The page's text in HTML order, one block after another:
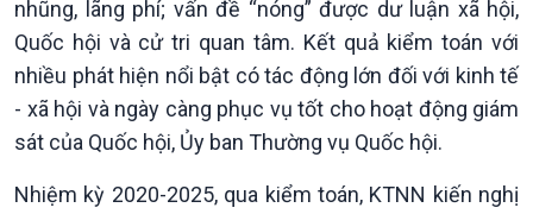
Xã hội chuyển động
Bước chân đến trường
nhũng, lãng phí; vấn đề “nóng” được dư luận xã hội,
Quốc hội và cử tri quan tâm. Kết quả kiểm toán với
nhiều phát hiện nổi bật có tác động lớn đối với kinh tế
- xã hội và ngày càng phục vụ tốt cho hoạt động giám
sát của Quốc hội, Ủy ban Thường vụ Quốc hội.
Nhiệm kỳ 2020-2025, qua kiểm toán, KTNN kiến nghị